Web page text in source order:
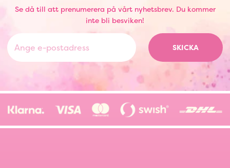
Se då till att prenumerera på vårt nyhetsbrev. Du kommer
inte bli besviken!
SKICKA